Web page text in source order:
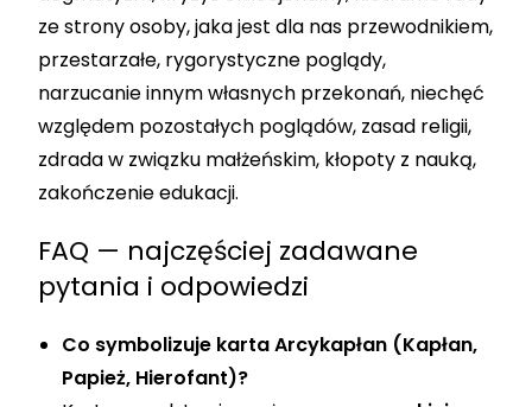
ze strony osoby, jaka jest dla nas przewodnikiem,
przestarzałe, rygorystyczne poglądy,
narzucanie innym własnych przekonań, niechęć
względem pozostałych poglądów, zasad religii,
zdrada w związku małżeńskim, kłopoty z nauką,
zakończenie edukacji.
FAQ — najczęściej zadawane
pytania i odpowiedzi
Co symbolizuje karta Arcykapłan (Kapłan,
Papież, Hierofant)?